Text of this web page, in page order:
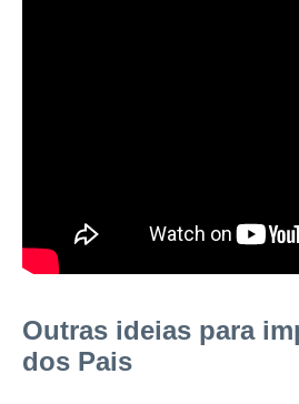
Outras ideias para
dos Pais